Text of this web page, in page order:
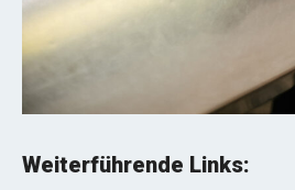
Weiterführende Links: